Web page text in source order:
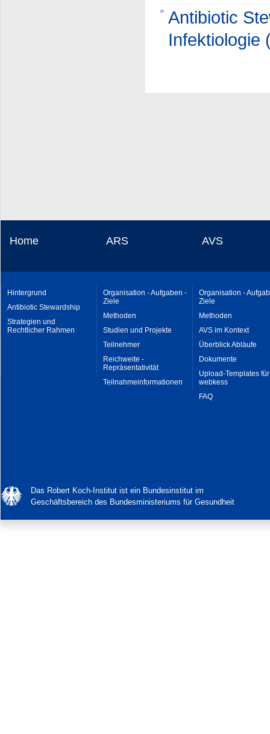
Antibiotic
Infektiologie
Home
Hintergrund
Antibiotic Stewardship
Strategien und
Rechtlicher Rahmen
ARS
Organisation - Aufgaben -
Ziele
Methoden
Studien und Projekte
Teilnehmer
Reichweite -
Repräsentativität
Teilnahmeinformationen
AVS
Organisation -
Ziele
Methoden
AVS im Kontext
Überblick Abläufe
Dokumente
Upload-Templates für
webkess
FAQ
Das Robert Koch-Institut ist ein Bundesinstitut im
Geschäftsbereich des Bundesministeriums für Gesundheit